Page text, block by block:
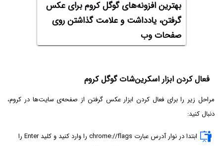
بهترین افزونه‌های گوگل کروم برای عکس
گرفتن، یادداشت و علامت گذاشتن روی
صفحات وب
فعال کردن ابزار اسکرین‌شات گوگل کروم
مراحل زیر را برای فعال کردن ابزار عکس گرفتن از صفحه‌ی سایت‌ها در کروم،
دنبال کنید:
ابتدا در نوار آدرس عبارت chrome://flags را وارد کنید و کلید Enter را